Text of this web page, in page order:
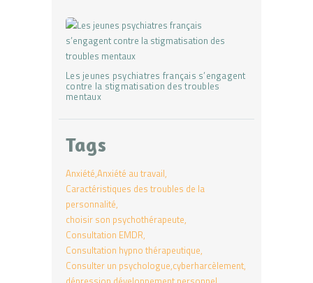
Les jeunes psychiatres français s’engagent
contre la stigmatisation des troubles
mentaux
Tags
Anxiété Anxiété au travail
Caractéristiques des troubles de la
personnalité
choisir son psychothérapeute
Consultation EMDR
Consultation hypno thérapeutique
Consulter un psychologue cyberharcèlement